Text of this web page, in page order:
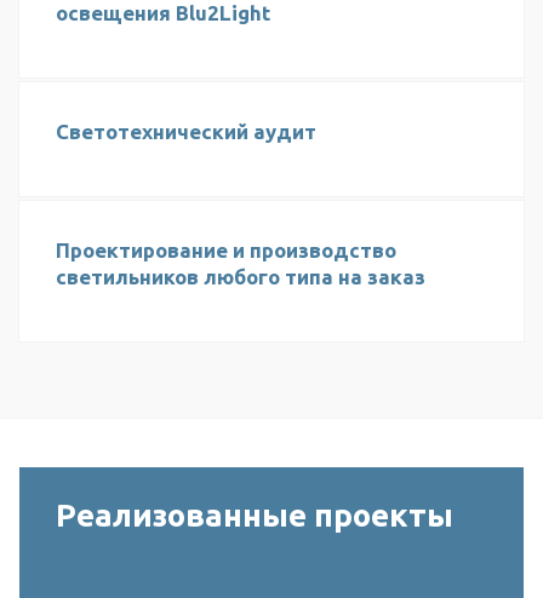
освещения Blu2Light
Светотехнический аудит
Проектирование и производство
светильников любого типа на заказ
Реализованные проекты